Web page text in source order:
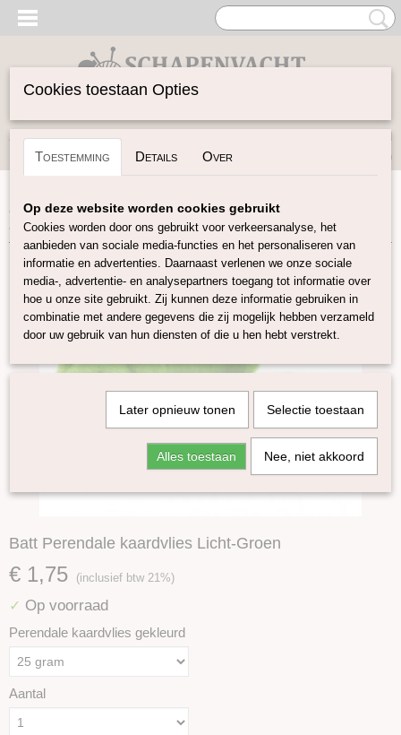
Inloggen Registreren
(0)
Home>Gekaarde Wol>Perendale Gekleurde Kaardvlies
Batt Perendale kaardvlies Licht-Groen
Batt Perendale kaardvlies Licht-Groen
€ 1,75 (inclusief btw 21%)
✓ Op voorraad
Perendale kaardvlies gekleurd
Aantal
Cookies toestaan Opties
Toestemming Details Over
Op deze website worden cookies gebruikt
Cookies worden door ons gebruikt voor verkeersanalyse, het
aanbieden van sociale media-functies en het personaliseren van
informatie en advertenties. Daarnaast verlenen we onze sociale
media-, advertentie- en analysepartners toegang tot informatie over
hoe u onze site gebruikt. Zij kunnen deze informatie gebruiken in
combinatie met andere gegevens die zij mogelijk hebben verzameld
door uw gebruik van hun diensten of die u hen hebt verstrekt.
Later opnieuw tonen Selectie toestaan
Alles toestaan Nee, niet akkoord